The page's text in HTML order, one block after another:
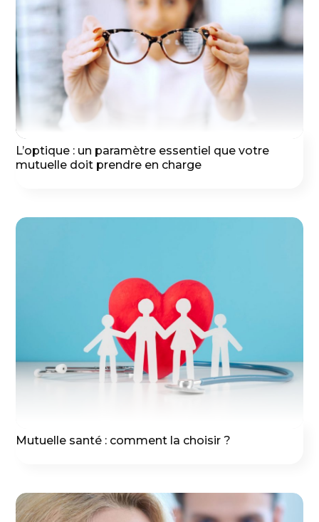
L’optique : un paramètre essentiel que votre
mutuelle doit prendre en charge
Mutuelle santé : comment la choisir ?